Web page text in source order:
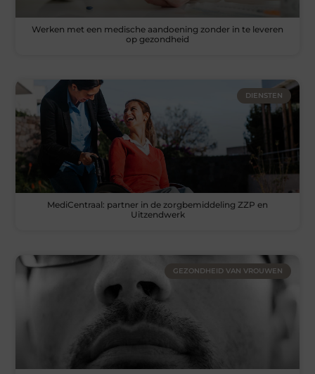
Werken met een medische aandoening zonder in te leveren
op gezondheid
DIENSTEN
MediCentraal: partner in de zorgbemiddeling ZZP en
Uitzendwerk
GEZONDHEID VAN VROUWEN